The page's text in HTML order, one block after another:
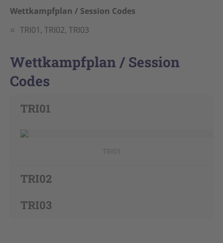
Wettkampfplan / Session Codes
TRI01, TRI02, TRI03
Wettkampfplan / Session
Codes
TRI01
TRI01
TRI02
TRI03